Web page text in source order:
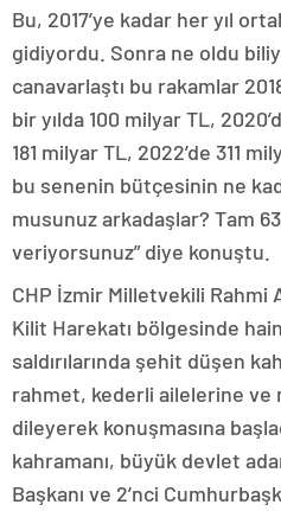
Bu, 2017’ye kadar her yıl
gidiyordu. Sonra ne oldu
canavarlaştı bu rakamlar
bir yılda 100 milyar TL,
181 milyar TL, 2022’de 311
bu senenin bütçesinin ne
musunuz arkadaşlar? Tam
veriyorsunuz” diye konuştu.
CHP İzmir Milletvekili Rahmi
Kilit Harekatı bölgesinde
saldırılarında şehit düşen
rahmet, kederli ailelerine ve
dileyerek konuşmasına
kahramanı, büyük devlet
Başkanı ve 2’nci